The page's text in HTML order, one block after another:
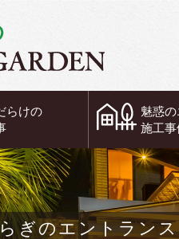
らけの
魅惑の
施工事
ぎのエントランス